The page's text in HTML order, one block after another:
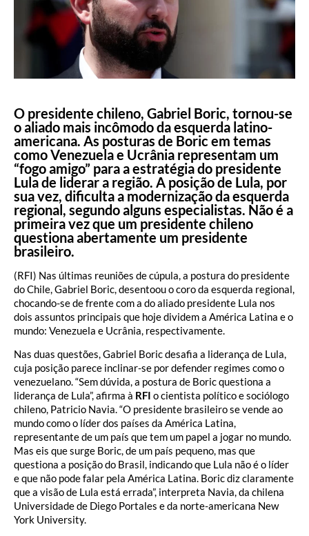
O presidente chileno, Gabriel Boric, tornou-se
o aliado mais incômodo da esquerda latino-
americana. As posturas de Boric em temas
como Venezuela e Ucrânia representam um
“fogo amigo” para a estratégia do presidente
Lula de liderar a região. A posição de Lula, por
sua vez, dificulta a modernização da esquerda
regional, segundo alguns especialistas. Não é a
primeira vez que um presidente chileno
questiona abertamente um presidente
brasileiro.
(RFI) Nas últimas reuniões de cúpula, a postura do presidente
do Chile, Gabriel Boric, desentoou o coro da esquerda regional,
chocando-se de frente com a do aliado presidente Lula nos
dois assuntos principais que hoje dividem a América Latina e o
mundo: Venezuela e Ucrânia, respectivamente.
Nas duas questões, Gabriel Boric desafia a liderança de Lula,
cuja posição parece inclinar-se por defender regimes como o
venezuelano. “Sem dúvida, a postura de Boric questiona a
liderança de Lula”, afirma à RFI o cientista político e sociólogo
chileno, Patricio Navia. “O presidente brasileiro se vende ao
mundo como o líder dos países da América Latina,
representante de um país que tem um papel a jogar no mundo.
Mas eis que surge Boric, de um país pequeno, mas que
questiona a posição do Brasil, indicando que Lula não é o líder
e que não pode falar pela América Latina. Boric diz claramente
que a visão de Lula está errada”, interpreta Navia, da chilena
Universidade de Diego Portales e da norte-americana New
York University.